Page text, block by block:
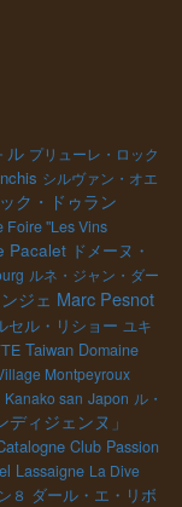
ル プリューレ・ロック
シルヴァン・オエ
ク・ドゥラン
Foire "Les Vins
Pacalet ドメーヌ・
ルネ・ジャン・ダー
ジェ Marc Pesnot
セル・リショー ユキ
Taiwan Domaine
Montpeyroux
Kanako san Japon ル・
ィジェンヌ」
Club Passion
Lassaigne La Dive
８ ダール・エ・リボ